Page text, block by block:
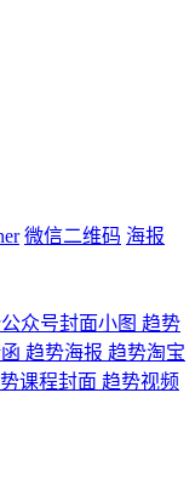
微信二维码 海报
众号封面小图 趋势
趋势海报 趋势淘宝
课程封面 趋势视频